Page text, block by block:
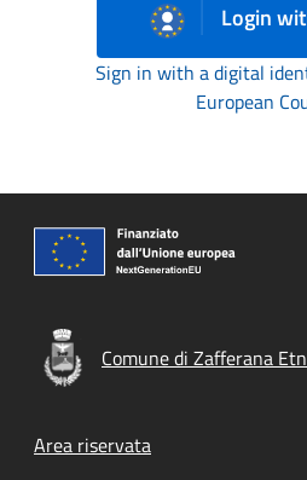
Login
Sign in with a digital
European
Comune di Zafferana
Footer menu
Area riservata